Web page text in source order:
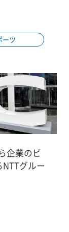
ーツ
企業のビ
グルー